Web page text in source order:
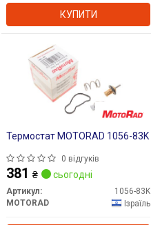
КУПИТИ
Термостат MOTORAD 1056-83K
0 відгуків
381 ₴ сьогодні
Артикул:
1056-83K
MOTORAD
Ізраїль